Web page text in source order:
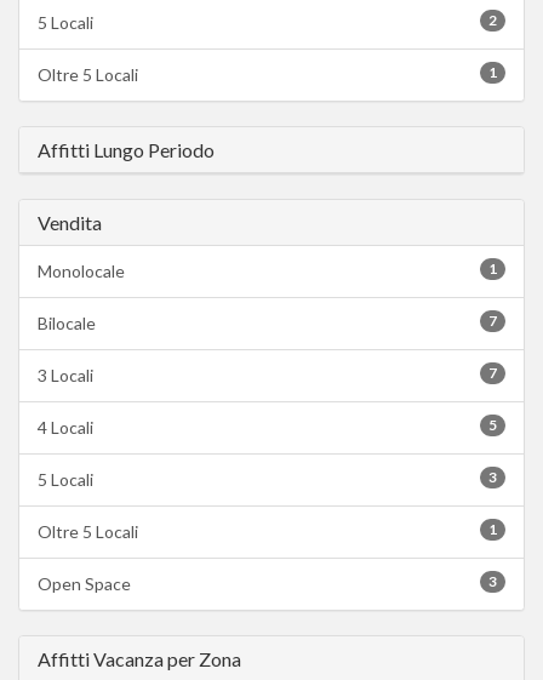
2
5 Locali
1
Oltre 5 Locali
Affitti Lungo Periodo
Vendita
1
Monolocale
7
Bilocale
7
3 Locali
5
4 Locali
3
5 Locali
1
Oltre 5 Locali
3
Open Space
Affitti Vacanza per Zona